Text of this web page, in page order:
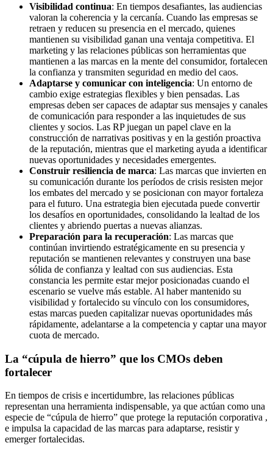
Visibilidad continua: En tiempos desafiantes, las audiencias
valoran la coherencia y la cercanía. Cuando las empresas se
retraen y reducen su presencia en el mercado, quienes
mantienen su visibilidad ganan una ventaja competitiva. El
marketing y las relaciones públicas son herramientas que
mantienen a las marcas en la mente del consumidor, fortalecen
la confianza y transmiten seguridad en medio del caos.
Adaptarse y comunicar con inteligencia: Un entorno de
cambio exige estrategias flexibles y bien pensadas. Las
empresas deben ser capaces de adaptar sus mensajes y canales
de comunicación para responder a las inquietudes de sus
clientes y socios. Las RP juegan un papel clave en la
construcción de narrativas positivas y en la gestión proactiva
de la reputación, mientras que el marketing ayuda a identificar
nuevas oportunidades y necesidades emergentes.
Construir resiliencia de marca: Las marcas que invierten en
su comunicación durante los períodos de crisis resisten mejor
los embates del mercado y se posicionan con mayor fortaleza
para el futuro. Una estrategia bien ejecutada puede convertir
los desafíos en oportunidades, consolidando la lealtad de los
clientes y abriendo puertas a nuevas alianzas.
Preparación para la recuperación: Las marcas que
continúan invirtiendo estratégicamente en su presencia y
reputación se mantienen relevantes y construyen una base
sólida de confianza y lealtad con sus audiencias. Esta
constancia les permite estar mejor posicionadas cuando el
escenario se vuelve más estable. Al haber mantenido su
visibilidad y fortalecido su vínculo con los consumidores,
estas marcas pueden capitalizar nuevas oportunidades más
rápidamente, adelantarse a la competencia y captar una mayor
cuota de mercado.
La “cúpula de hierro” que los CMOs deben
fortalecer
En tiempos de crisis e incertidumbre, las relaciones públicas
representan una herramienta indispensable, ya que actúan como una
especie de “cúpula de hierro” que protege la reputación corporativa ,
e impulsa la capacidad de las marcas para adaptarse, resistir y
emerger fortalecidas.